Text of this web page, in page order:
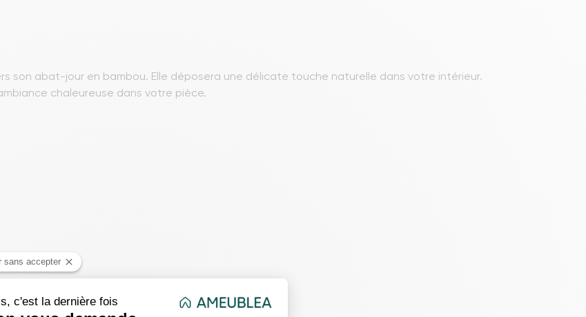
son abat-jour en bambou. Elle déposera une délicate touche naturelle dans votre intérieur.
chaleureuse dans votre pièce.